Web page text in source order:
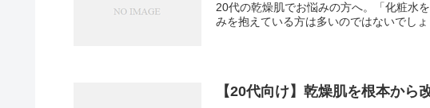
20代の乾燥肌でお悩みの方へ。「化粧水
みを抱えている方は多いのではないでし
【20代向け】乾燥肌を根本か